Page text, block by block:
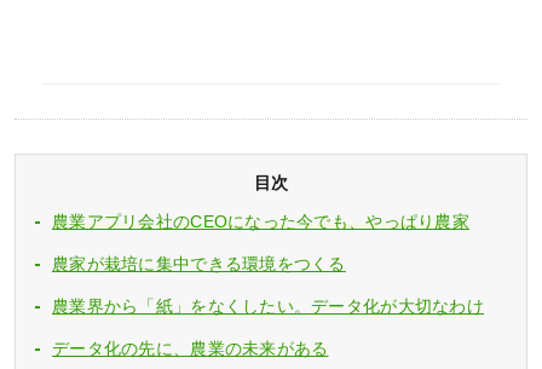
目次
農業アプリ会社のCEOになった今でも、やっぱり農家
農家が栽培に集中できる環境をつくる
農業界から「紙」をなくしたい。データ化が大切なわけ
データ化の先に、農業の未来がある